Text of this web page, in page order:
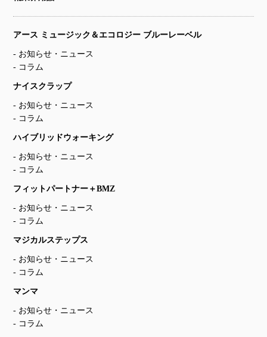
アース ミュージック＆エコロジー ブルーレーベル
お知らせ・ニュース
コラム
ナイスクラップ
お知らせ・ニュース
コラム
ハイブリッドウォーキング
お知らせ・ニュース
コラム
フィットパートナー＋BMZ
お知らせ・ニュース
コラム
マジカルステップス
お知らせ・ニュース
コラム
マンマ
お知らせ・ニュース
コラム